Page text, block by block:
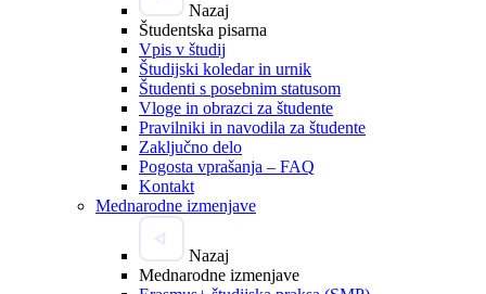
Nazaj
Študentska pisarna
Vpis v študij
Študijski koledar in urnik
Študenti s posebnim statusom
Vloge in obrazci za študente
Pravilniki in navodila za študente
Zaključno delo
Pogosta vprašanja – FAQ
Kontakt
Mednarodne izmenjave
Nazaj
Mednarodne izmenjave